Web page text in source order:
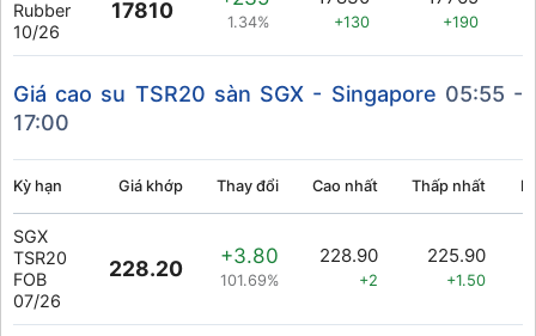
Rubber
10/26
17810 1.34% +130 +190
Giá cao su TSR20 sàn SGX - Singapore 05:55 -
17:00
Kỳ hạn Giá khớp Thay đổi Cao nhất Thấp nhất
SGX
TSR20
FOB
07/26
228.20
+3.80
101.69%
228.90
+2
225.90
+1.50